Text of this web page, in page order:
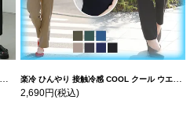
楽冷 ひんやり 接触冷感 COOL クール ウエストゴム 楽ちん ストレッチ 美脚 レギパン 【ストレッチ】 | 大きいサイズの通販ならハッピーマリリン
2,690円(税込)